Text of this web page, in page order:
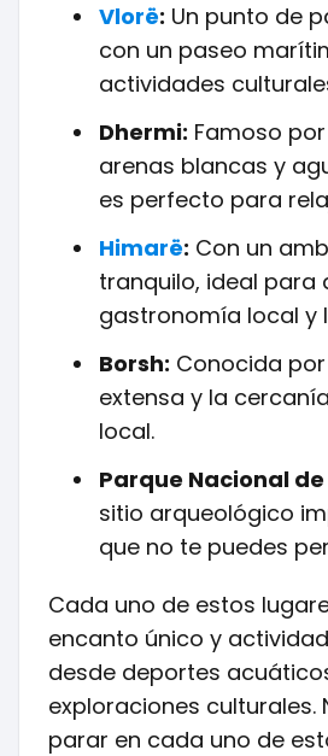
Vlorë: Un punto de
con un paseo
actividades
Dhermi: Famoso
arenas blancas y
es perfecto para
Himarë: Con un
tranquilo, ideal para
gastronomía local y
Borsh: Conocida
extensa y la
local.
Parque Nacional
sitio arqueológico
que no te puedes
Cada uno de estos
encanto único y
desde deportes
exploraciones culturales.
parar en cada uno de